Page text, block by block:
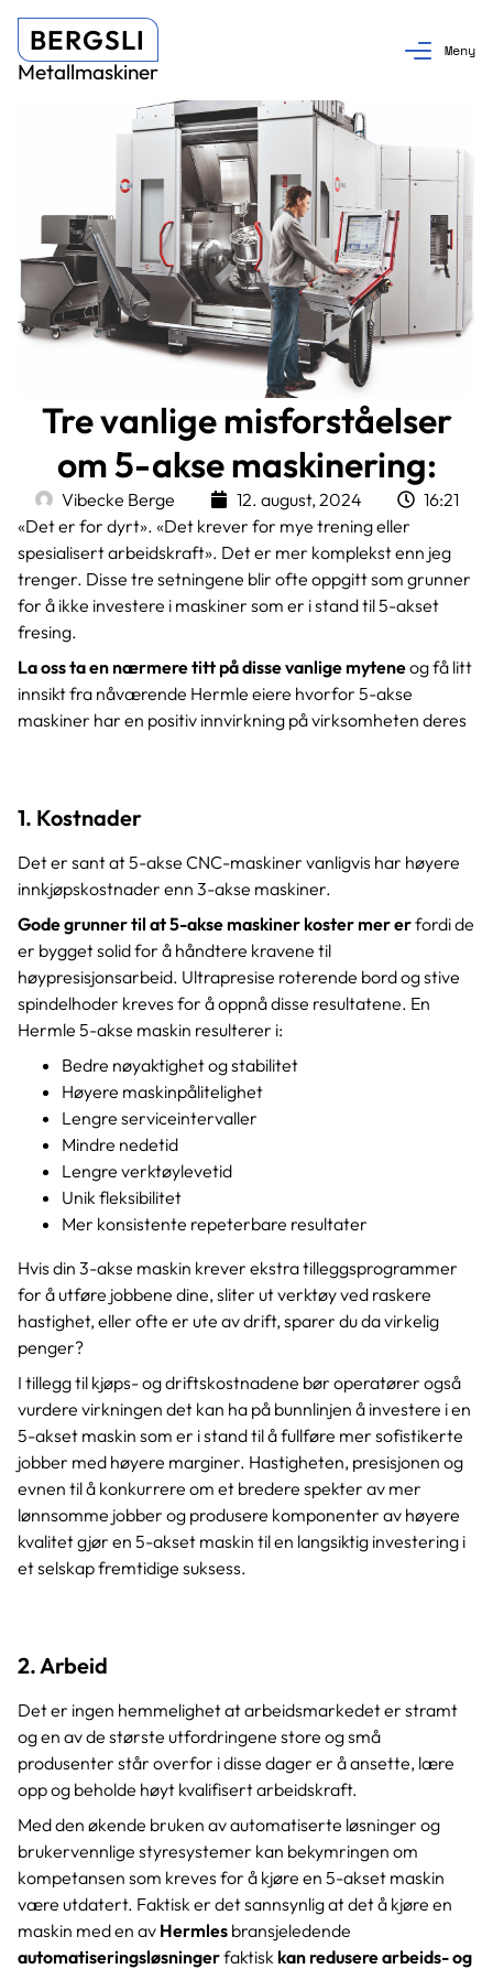
BERGSLI
Metallmaskiner
Tre vanlige misforståelser
om 5-akse maskinering:
Vibecke Berge 12. august, 2024
16:21
«Det er for dyrt». «Det krever for mye trening eller
spesialisert arbeidskraft». Det er mer komplekst enn jeg
trenger. Disse tre setningene blir ofte oppgitt som grunner
for å ikke investere i maskiner som er i stand til 5-akset
fresing.
La oss ta en nærmere titt på disse vanlige myteneog få litt
innsikt fra nåværende Hermle eiere hvorfor 5-akse
maskiner har en positiv innvirkning på virksomheten deres
1. Kostnader
Det er sant at 5-akse CNC-maskiner vanligvis har høyere
innkjøpskostnader enn 3-akse maskiner.
Gode grunner til at 5-akse maskiner koster mer erfordi de
er bygget solid for å håndtere kravene til
høypresisjonsarbeid. Ultrapresise roterende bord og stive
spindelhoder kreves for å oppnå disse resultatene. En
Hermle 5-akse maskin resulterer i:
Bedre nøyaktighet og stabilitet
Høyere maskinpålitelighet
Lengre serviceintervaller
Mindre nedetid
Lengre verktøylevetid
Unik fleksibilitet
Mer konsistente repeterbare resultater
Hvis din 3-akse maskin krever ekstra tilleggsprogrammer
for å utføre jobbene dine, sliter ut verktøy ved raskere
hastighet, eller ofte er ute av drift, sparer du da virkelig
penger?
I tillegg til kjøps- og driftskostnadene bør operatører også
vurdere virkningen det kan ha på bunnlinjen å investere i en
5-akset maskin som er i stand til å fullføre mer sofistikerte
jobber med høyere marginer. Hastigheten, presisjonen og
evnen til å konkurrere om et bredere spekter av mer
lønnsomme jobber og produsere komponenter av høyere
kvalitet gjør en 5-akset maskin til en langsiktig investering i
et selskap fremtidige suksess.
2. Arbeid
Det er ingen hemmelighet at arbeidsmarkedet er stramt
og en av de største utfordringene store og små
produsenter står overfor i disse dager er å ansette, lære
opp og beholde høyt kvalifisert arbeidskraft.
Med den økende bruken av automatiserte løsninger og
brukervennlige styresystemer kan bekymringen om
kompetansen som kreves for å kjøre en 5-akset maskin
være utdatert. Faktisk er det sannsynlig at det å kjøre en
maskin med en av Hermles bransjeledende
automatiseringsløsningerfaktisk kan redusere arbeids- og